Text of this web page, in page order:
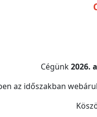
Cégünk2026.
az időszakban